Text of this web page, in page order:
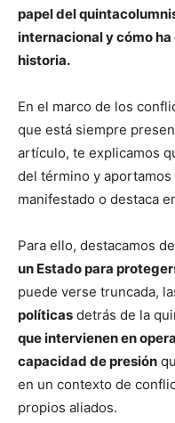
papel del
internacional y cómo
historia.
En el marco de los
que está siempre
artículo, te explicamos
del término y
manifestado o destaca
Para ello, destacamos
un Estado para
puede verse truncada,
políticas detrás de la
que intervienen en
capacidad de presión
en un contexto de
propios aliados.